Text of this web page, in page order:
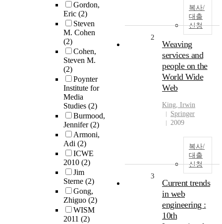
Gordon,
Eric (2)
Steven
M. Cohen
(2)
Cohen,
Steven M.
(2)
Poynter
Institute for
Media
Studies (2)
Burmood,
Jennifer(2)
Armoni,
Adi (2)
ICWE
2010 (2)
Jim
Sterne (2)
Gong,
Zhiguo (2)
WISM
2011 (2)
복사/
대출
신청
2
Weaving
services and
people on the
World Wide
Web
King, Irwin
Springer
2009
복사/
대출
신청
3
Current trends
in web
engineering :
10th